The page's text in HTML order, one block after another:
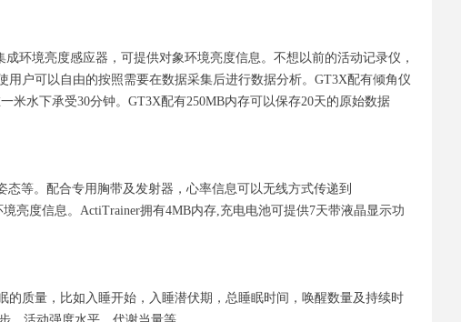
环境亮度感应器，可提供对象环境亮度信息。不想以前的活动记录仪，
户可以自由的按照需要在数据采集后进行数据分析。GT3X配有倾角仪
水下承受30分钟。GT3X配有250MB内存可以保存20天的原始数据
等。配合专用胸带及发射器，心率信息可以无线方式传递到
亮度信息。ActiTrainer拥有4MB内存,充电电池可提供7天带液晶显示功
的质量，比如入睡开始，入睡潜伏期，总睡眠时间，唤醒数量及持续时